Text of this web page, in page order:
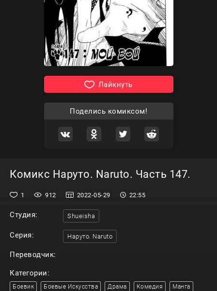
Лайкнуть
Поделись комиксом!
Комикс Наруто. Naruto. Часть 147.
1 912 2022-05-29 22:55
Студия: Shueisha
Серия: Наруто. Naruto
Переводчик:
Категории:
Боевик Боевые Искусства Драма Комедия Манга